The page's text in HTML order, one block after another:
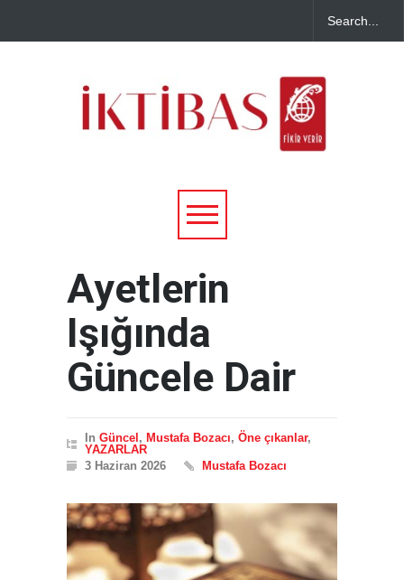
Ayetlerin
Işığında
Güncele Dair
In Güncel, Mustafa Bozacı, Öne çıkanlar,
YAZARLAR
3 Haziran 2026
Mustafa Bozacı